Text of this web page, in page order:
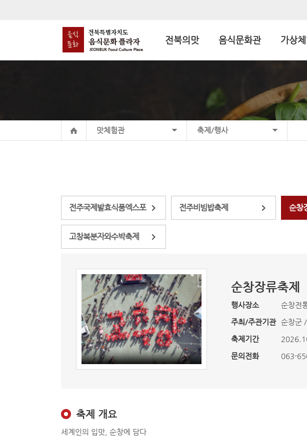
전북의맛 음식문화관 가상
맛체험관 축제/행사
전주국제발효식품엑스포 전주비빔밥축제 순창
고창복분자와수박축제
순창장류축제
행사장소
순창전
주최/주관기관 순창군
축제기간
문의전화
063-
축제 개요
세계인의 입맛, 순창에 담다